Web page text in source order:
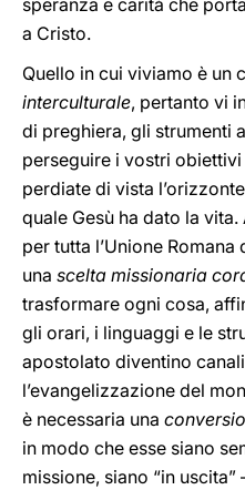
speranza e carità che
a Cristo.
Quello in cui viviamo è un
interculturale, pertanto vi
di preghiera, gli strumenti
perseguire i vostri
perdiate di vista
quale Gesù ha dato la
per tutta l’Unione Romana
una scelta missionaria
trasformare ogni cosa,
gli orari, i linguaggi e le
apostolato diventino
l’evangelizzazione del
è necessaria una
in modo che esse siano
missione, siano “in